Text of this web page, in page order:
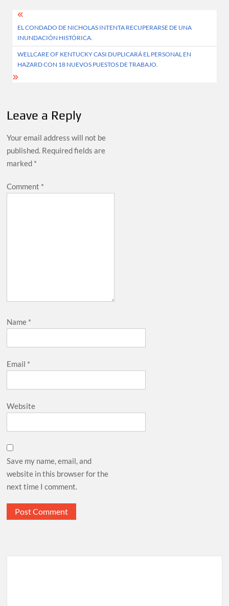
Post
navigation
EL CONDADO DE NICHOLAS INTENTA RECUPERARSE DE UNA
INUNDACIÓN HISTÓRICA.
WELLCARE OF KENTUCKY CASI DUPLICARÁ EL PERSONAL EN
HAZARD CON 18 NUEVOS PUESTOS DE TRABAJO.
Leave a Reply
Your email address will not be
published. Required fields are
marked *
Comment *
Name *
Email *
Website
Save my name, email, and
website in this browser for the
next time I comment.